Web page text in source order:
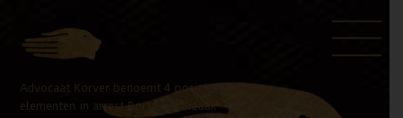
naar
hoofd
naar
voettekst
Advocaat Korver benoemt 4 positieve
elementen in arrest Borstkankerzaak